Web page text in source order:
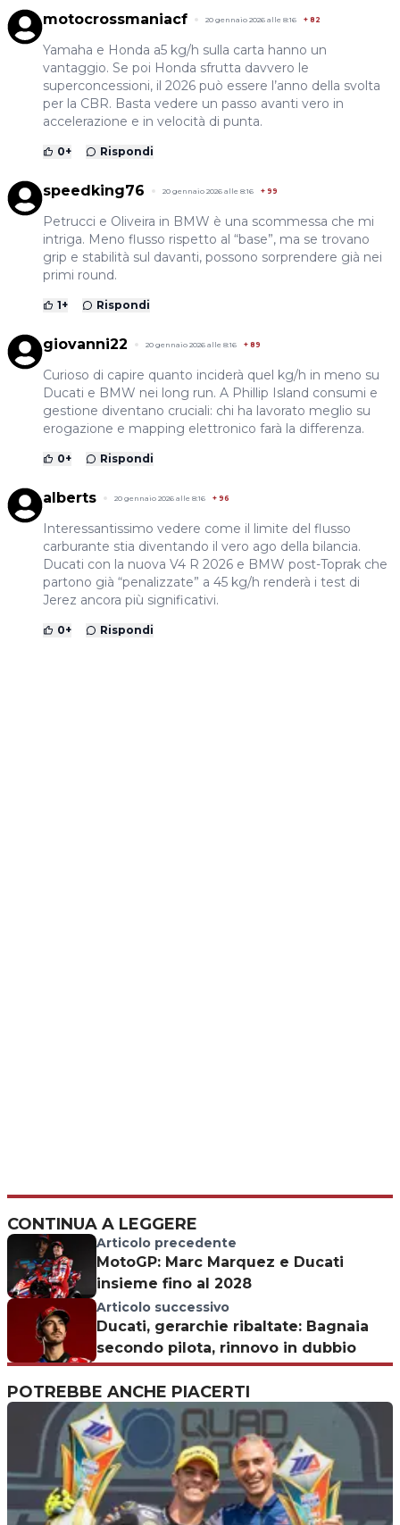
motocrossmaniacf 20 gennaio 2026 alle 8:16 + 82
Yamaha e Honda a5 kg/h sulla carta hanno un
vantaggio. Se poi Honda sfrutta davvero le
superconcessioni, il 2026 può essere l’anno della svolta
per la CBR. Basta vedere un passo avanti vero in
accelerazione e in velocità di punta.
0+ Rispondi
speedking76 20 gennaio 2026 alle 8:16 + 99
Petrucci e Oliveira in BMW è una scommessa che mi
intriga. Meno flusso rispetto al “base”, ma se trovano
grip e stabilità sul davanti, possono sorprendere già nei
primi round.
1+ Rispondi
giovanni22 20 gennaio 2026 alle 8:16 + 89
Curioso di capire quanto inciderà quel kg/h in meno su
Ducati e BMW nei long run. A Phillip Island consumi e
gestione diventano cruciali: chi ha lavorato meglio su
erogazione e mapping elettronico farà la differenza.
0+ Rispondi
alberts 20 gennaio 2026 alle 8:16 + 96
Interessantissimo vedere come il limite del flusso
carburante stia diventando il vero ago della bilancia.
Ducati con la nuova V4 R 2026 e BMW post-Toprak che
partono già “penalizzate” a 45 kg/h renderà i test di
Jerez ancora più significativi.
0+ Rispondi
CONTINUA A LEGGERE
Articolo precedente
MotoGP: Marc Marquez e Ducati
insieme fino al 2028
Articolo successivo
Ducati, gerarchie ribaltate: Bagnaia
secondo pilota, rinnovo in dubbio
POTREBBE ANCHE PIACERTI